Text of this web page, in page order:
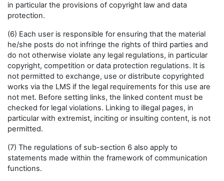
in particular the provisions of copyright law and data
protection.
(6) Each user is responsible for ensuring that the material
he/she posts do not infringe the rights of third parties and
do not otherwise violate any legal regulations, in particular
copyright, competition or data protection regulations. It is
not permitted to exchange, use or distribute copyrighted
works via the LMS if the legal requirements for this use are
not met. Before setting links, the linked content must be
checked for legal violations. Linking to illegal pages, in
particular with extremist, inciting or insulting content, is not
permitted.
(7) The regulations of sub-section 6 also apply to
statements made within the framework of communication
functions.